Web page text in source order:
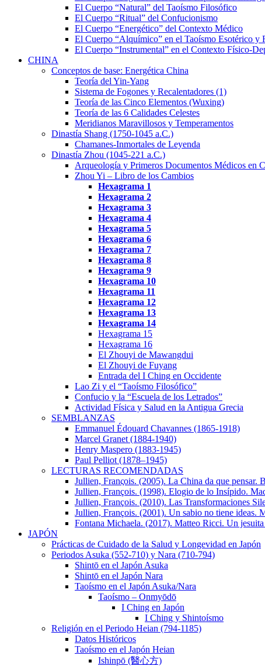
El Cuerpo “Natural” del Taoísmo Filosófico
El Cuerpo “Ritual” del Confucionismo
El Cuerpo “Energético” del Contexto Médico
El Cuerpo “Alquímico” en el Taoísmo Esotérico y
El Cuerpo “Instrumental” en el Contexto Físico-
CHINA
Conceptos de base: Energética China
Teoría del Yin-Yang
Sistema de Fogones y Recalentadores (1)
Teoría de las Cinco Elementos (Wuxing)
Teoría de las 6 Calidades Celestes
Meridianos Maravillosos y Temperamentos
Dinastía Shang (1750-1045 a.C.)
Chamanes-Inmortales de Leyenda
Dinastía Zhou (1045-221 a.C.)
Arqueología y Primeros Documentos Médicos en
Zhou Yi – Libro de los Cambios
Hexagrama 1
Hexagrama 2
Hexagrama 3
Hexagrama 4
Hexagrama 5
Hexagrama 6
Hexagrama 7
Hexagrama 8
Hexagrama 9
Hexagrama 10
Hexagrama 11
Hexagrama 12
Hexagrama 13
Hexagrama 14
Hexagrama 15
Hexagrama 16
El Zhouyi de Mawangdui
El Zhouyi de Fuyang
Entrada del I Ching en Occidente
Lao Zi y el “Taoísmo Filosófico”
Confucio y la “Escuela de los Letrados”
Actividad Física y Salud en la Antigua Grecia
SEMBLANZAS
Emmanuel Édouard Chavannes (1865-1918)
Marcel Granet (1884-1940)
Henry Maspero (1883-1945)
Paul Pelliot (1878–1945)
LECTURAS RECOMENDADAS
Jullien, Franςois. (2005). La China da que pensar.
Jullien, François. (1998). Elogio de lo Insípido.
Jullien, François. (2010). Las Transformaciones
Jullien, François. (2001). Un sabio no tiene ideas.
Fontana Michaela. (2017). Matteo Ricci. Un
JAPÓN
Prácticas de Cuidado de la Salud y Longevidad en Japón
Periodos Asuka (552-710) y Nara (710-794)
Shintō en el Japón Asuka
Shintō en el Japón Nara
Taoísmo en el Japón Asuka/Nara
Taoísmo – Onmyōdō
I Ching en Japón
I Ching y Shintoísmo
Religión en el Periodo Heian (794-1185)
Datos Históricos
Taoísmo en el Japón Heian
Ishinpō (醫心方)